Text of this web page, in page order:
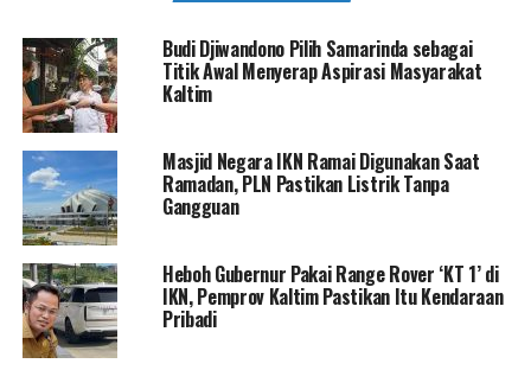
Budi Djiwandono Pilih Samarinda sebagai
Titik Awal Menyerap Aspirasi Masyarakat
Kaltim
Masjid Negara IKN Ramai Digunakan Saat
Ramadan, PLN Pastikan Listrik Tanpa
Gangguan
Heboh Gubernur Pakai Range Rover ‘KT 1’ di
IKN, Pemprov Kaltim Pastikan Itu Kendaraan
Pribadi